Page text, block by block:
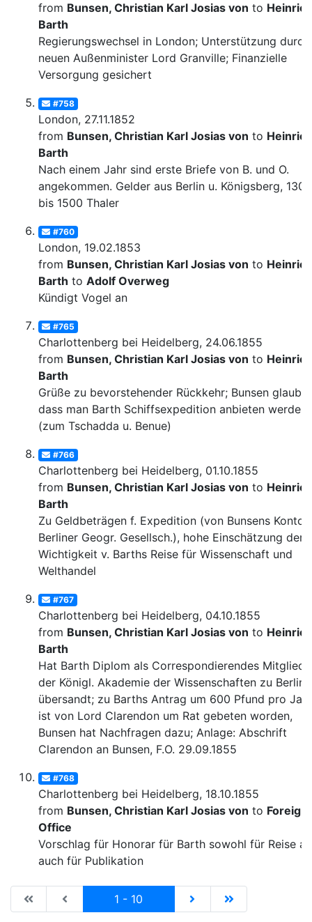
from Bunsen, Christian Karl Josias von to Heinrich
Barth
Regierungswechsel in London; Unterstützung durch
neuen Außenminister Lord Granville; Finanzielle
Versorgung gesichert
#758
London, 27.11.1852
from Bunsen, Christian Karl Josias von to Heinrich
Barth
Nach einem Jahr sind erste Briefe von B. und O.
angekommen. Gelder aus Berlin u. Königsberg, 1300
bis 1500 Thaler
#760
London, 19.02.1853
from Bunsen, Christian Karl Josias von to Heinrich
Barth to Adolf Overweg
Kündigt Vogel an
#765
Charlottenberg bei Heidelberg, 24.06.1855
from Bunsen, Christian Karl Josias von to Heinrich
Barth
Grüße zu bevorstehender Rückkehr; Bunsen glaubt,
dass man Barth Schiffsexpedition anbieten werde
(zum Tschadda u. Benue)
#766
Charlottenberg bei Heidelberg, 01.10.1855
from Bunsen, Christian Karl Josias von to Heinrich
Barth
Zu Geldbeträgen f. Expedition (von Bunsens Konto,
Berliner Geogr. Gesellsch.), hohe Einschätzung der
Wichtigkeit v. Barths Reise für Wissenschaft und
Welthandel
#767
Charlottenberg bei Heidelberg, 04.10.1855
from Bunsen, Christian Karl Josias von to Heinrich
Barth
Hat Barth Diplom als Correspondierendes Mitglied
der Königl. Akademie der Wissenschaften zu Berlin
übersandt; zu Barths Antrag um 600 Pfund pro
ist von Lord Clarendon um Rat gebeten worden,
Bunsen hat Nachfragen dazu; Anlage: Abschrift
Clarendon an Bunsen, F.O. 29.09.1855
#768
Charlottenberg bei Heidelberg, 18.10.1855
from Bunsen, Christian Karl Josias von to Foreign
Office
Vorschlag für Honorar für Barth sowohl für Reise
auch für Publikation
|de:Erste Seite|en:First results page|
|de:Vorhergehende Seite|en:Previous results
1 - 10 |de:Nächste
|de:Letzte